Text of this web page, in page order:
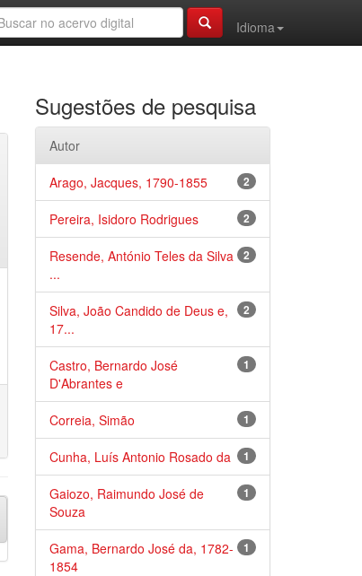
Idioma
Sugestões de pesquisa
Autor
2
Arago, Jacques, 1790-1855
2
Pereira, Isidoro Rodrigues
2
Resende, António Teles da Silva
...
2
Silva, João Candido de Deus e,
17...
1
Castro, Bernardo José
D'Abrantes e
1
Correia, Simão
1
Cunha, Luís Antonio Rosado da
1
Gaiozo, Raimundo José de
Souza
1
Gama, Bernardo José da, 1782-
1854